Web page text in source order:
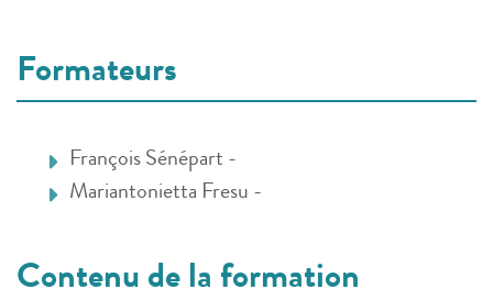
Formateurs
François Sénépart -
Mariantonietta Fresu -
Contenu de la formation